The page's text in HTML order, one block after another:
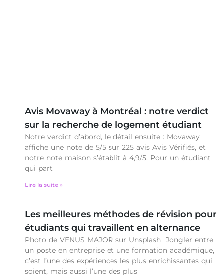
Avis Movaway à Montréal : notre verdict
sur la recherche de logement étudiant
Notre verdict d’abord, le détail ensuite : Movaway
affiche une note de 5/5 sur 225 avis Avis Vérifiés, et
notre note maison s’établit à 4,9/5. Pour un étudiant
qui part
Lire la suite »
Les meilleures méthodes de révision pour
étudiants qui travaillent en alternance
Photo de VENUS MAJOR sur Unsplash Jongler entre
un poste en entreprise et une formation académique,
c’est l’une des expériences les plus enrichissantes qui
soient, mais aussi l’une des plus